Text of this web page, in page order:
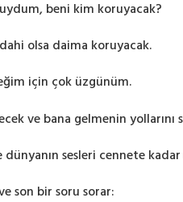
beni kim koruyacak?
olsa daima koruyacak.
için çok üzgünüm.
ve bana gelmenin yollarını
sesleri cennete kadar
son bir soru sorar: